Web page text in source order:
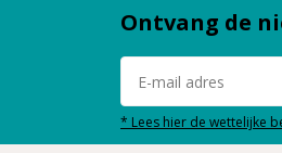
Ontvang de
* Lees hier de wettelijke